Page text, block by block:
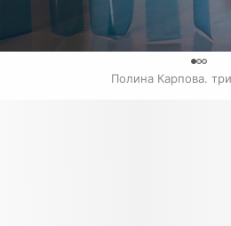
Полина Карпова.